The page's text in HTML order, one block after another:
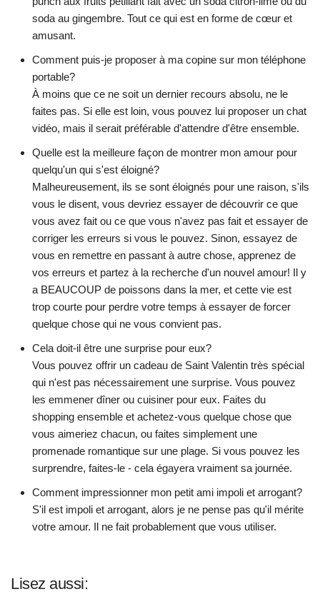
soda au gingembre. Tout ce qui est en forme de cœur et
amusant.
Comment puis-je proposer à ma copine sur mon téléphone
portable?
À moins que ce ne soit un dernier recours absolu, ne le
faites pas. Si elle est loin, vous pouvez lui proposer un chat
vidéo, mais il serait préférable d'attendre d'être ensemble.
Quelle est la meilleure façon de montrer mon amour pour
quelqu'un qui s'est éloigné?
Malheureusement, ils se sont éloignés pour une raison, s'ils
vous le disent, vous devriez essayer de découvrir ce que
vous avez fait ou ce que vous n'avez pas fait et essayer de
corriger les erreurs si vous le pouvez. Sinon, essayez de
vous en remettre en passant à autre chose, apprenez de
vos erreurs et partez à la recherche d'un nouvel amour! Il y
a BEAUCOUP de poissons dans la mer, et cette vie est
trop courte pour perdre votre temps à essayer de forcer
quelque chose qui ne vous convient pas.
Cela doit-il être une surprise pour eux?
Vous pouvez offrir un cadeau de Saint Valentin très spécial
qui n'est pas nécessairement une surprise. Vous pouvez
les emmener dîner ou cuisiner pour eux. Faites du
shopping ensemble et achetez-vous quelque chose que
vous aimeriez chacun, ou faites simplement une
promenade romantique sur une plage. Si vous pouvez les
surprendre, faites-le - cela égayera vraiment sa journée.
Comment impressionner mon petit ami impoli et arrogant?
S'il est impoli et arrogant, alors je ne pense pas qu'il mérite
votre amour. Il ne fait probablement que vous utiliser.
Lisez aussi: